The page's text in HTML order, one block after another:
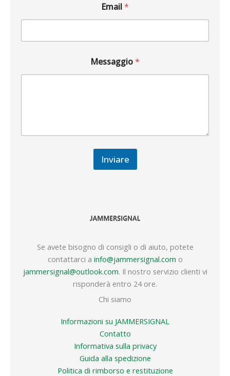
Email*
Messaggio*
Inviare
Se avete bisogno di consigli o di aiuto, potete
contattarci a info@jammersignal.com o
jammersignal@outlook.com. Il nostro servizio clienti vi
risponderà entro 24 ore.
Chi siamo
Informazioni su JAMMERSIGNAL
Contatto
Informativa sulla privacy
Guida alla spedizione
Politica di rimborso e restituzione